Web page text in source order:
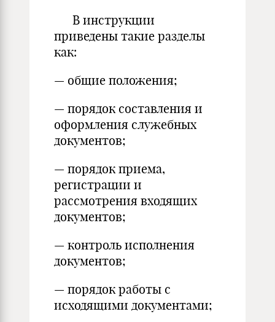
В инструкции
приведены такие разделы
как:
— общие положения;
— порядок составления и
оформления служебных
документов;
— порядок приема,
регистрации и
рассмотрения входящих
документов;
— контроль исполнения
документов;
— порядок работы с
исходящими документами;